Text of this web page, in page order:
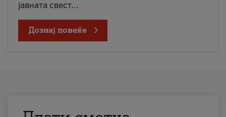
јавната свест...
Дознај повеќе